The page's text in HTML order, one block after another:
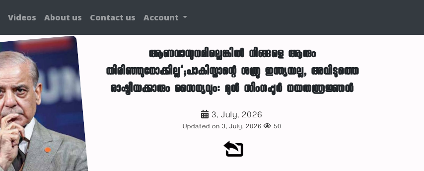
Videos About us Contact us Account
ആണവായുധമില്ലെങ്കിൽ നിങ്ങളെ ആരും
തിരിഞ്ഞുനോക്കില്ല’;പാകിസ്താന്റെ ശത്രു ഇന്ത്യയല്ല, അവിടുത്തെ
രാഷ്ട്രീയക്കാരും സൈന്യവും: മുൻ സിംഗപ്പൂർ നയതന്ത്രജ്ഞൻ
3, July, 2026
Updated on 3, July, 2026 50